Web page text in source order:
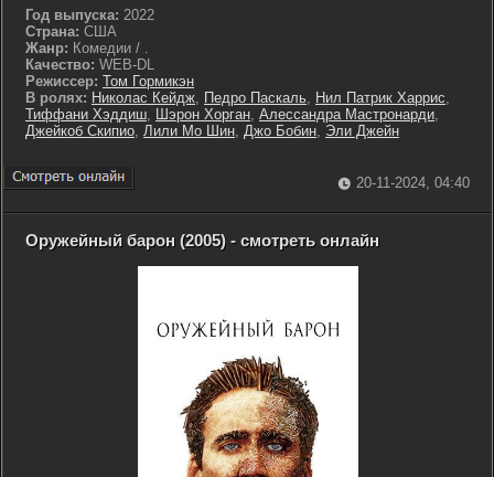
Год выпуска: 2022
Страна: США
Жанр: Комедии / .
Качество: WEB-DL
Режиссер: Том Гормикэн
В ролях: Николас Кейдж, Педро Паскаль, Нил Патрик Харрис,
Тиффани Хэддиш, Шэрон Хорган, Алессандра Мастронарди,
Джейкоб Скипио, Лили Мо Шин, Джо Бобин, Эли Джейн
20-11-2024, 04:40
Оружейный барон (2005) - смотреть онлайн